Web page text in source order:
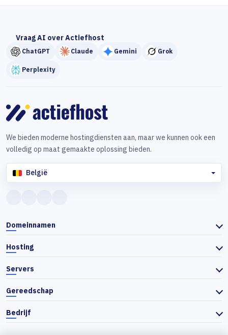
Vraag AI over Actiefhost
ChatGPT Claude Gemini Grok
Perplexity
We bieden moderne hostingdiensten aan, maar we kunnen ook een
volledig op maat gemaakte oplossing bieden.
België
Domeinnamen
Hosting
Servers
Gereedschap
Bedrijf